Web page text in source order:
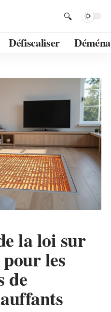
Défiscaliser
la loi sur
les
de